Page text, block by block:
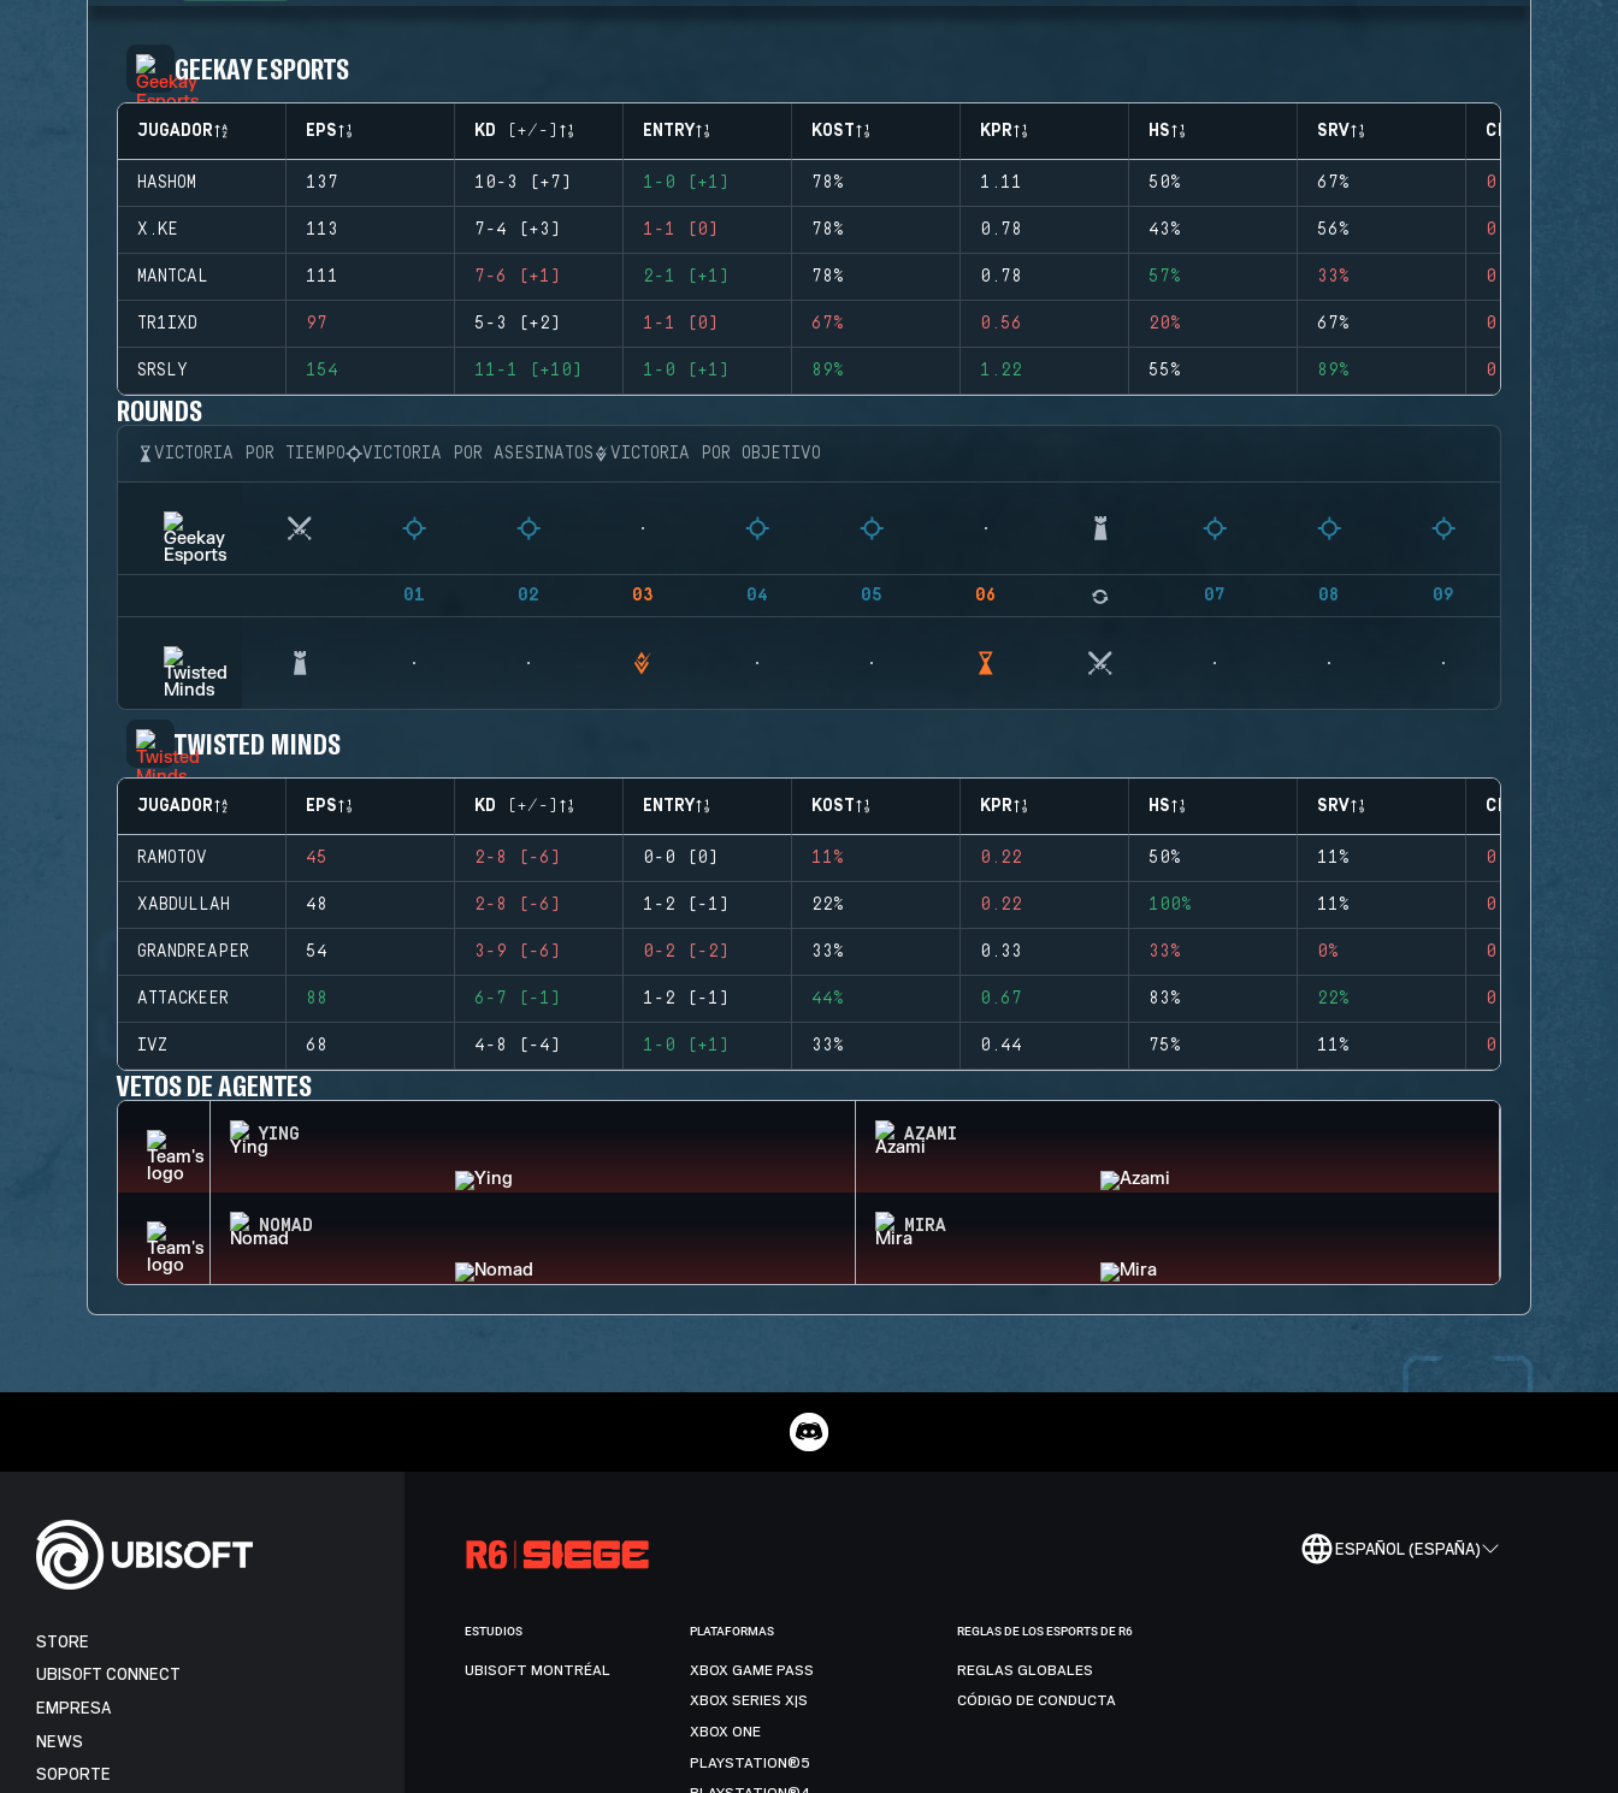
GEEKAY ESPORTS
JUGADOR EPS KD (+/-) ENTRY KOST KPR HS SRV CLUTCHES
HASHOM 137 10-3 (+7) 1-0 (+1) 78% 1.11 50% 67% 0
X.KE 113 7-4 (+3) 1-1 (0) 78% 0.78 43% 56% 0
MANTCAL 111 7-6 (+1) 2-1 (+1) 78% 0.78 57% 33% 0
TR1IXD 97 5-3 (+2) 1-1 (0) 67% 0.56 20% 67% 0
SRSLY 154 11-1 (+10) 1-0 (+1) 89% 1.22 55% 89% 0
ROUNDS
VICTORIA POR TIEMPO VICTORIA POR ASESINATOS VICTORIA POR OBJETIVO
01 02 03 04 05 06 07 08 09
TWISTED MINDS
JUGADOR EPS KD (+/-) ENTRY KOST KPR HS SRV CLUTCHES
RAMOTOV 45 2-8 (-6) 0-0 (0) 11% 0.22 50% 11% 0
XABDULLAH 48 2-8 (-6) 1-2 (-1) 22% 0.22 100% 11% 0
GRANDREAPER 54 3-9 (-6) 0-2 (-2) 33% 0.33 33% 0% 0
ATTACKEER 88 6-7 (-1) 1-2 (-1) 44% 0.67 83% 22% 0
IVZ 68 4-8 (-4) 1-0 (+1) 33% 0.44 75% 11% 0
VETOS DE AGENTES
YING AZAMI
NOMAD MIRA
ESPAÑOL (ESPAÑA)
STORE
UBISOFT CONNECT
EMPRESA
NEWS
SOPORTE
ESTUDIOS
UBISOFT MONTRÉAL
PLATAFORMAS
XBOX GAME PASS
XBOX SERIES X|S
XBOX ONE
PLAYSTATION®5
REGLAS DE LOS ESPORTS DE R6
REGLAS GLOBALES
CÓDIGO DE CONDUCTA